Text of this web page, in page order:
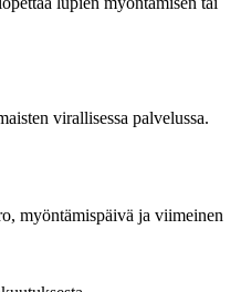
virallisessa palvelussa.
myöntämispäivä ja viimeinen